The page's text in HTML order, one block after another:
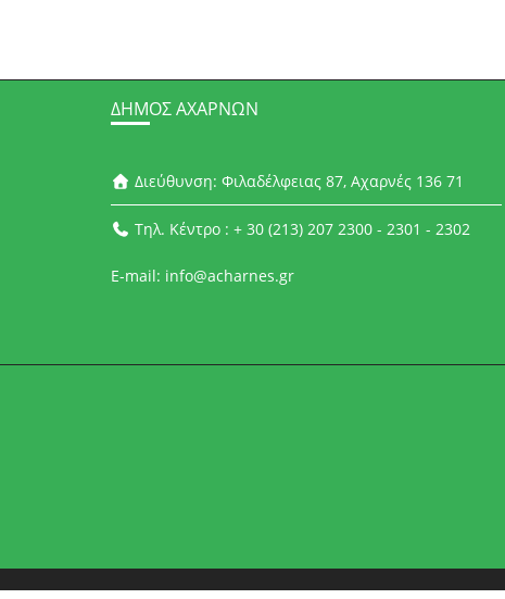
ΔΉΜΟΣ ΑΧΑΡΝΏΝ
Διεύθυνση: Φιλαδέλφειας 87, Αχαρνές 136 71
Τηλ. Κέντρο : + 30 (213) 207 2300 - 2301 - 2302
E-mail: info@acharnes.gr